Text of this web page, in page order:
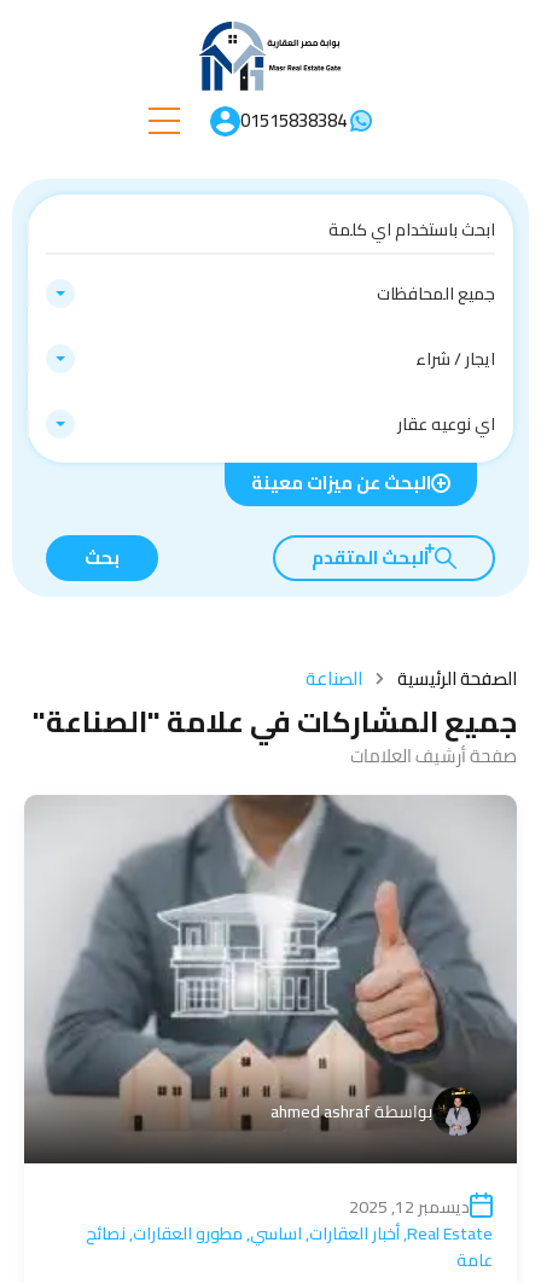
01515838384
جميع المحافظات
ايجار / شراء
اي نوعيه عقار
البحث عن ميزات معينة
البحث المتقدم بحث
الصفحة الرئيسية الصناعة
جميع المشاركات في علامة "الصناعة"
صفحة أرشيف العلامات
بواسطةahmed ashraf
ديسمبر 12, 2025
Real Estate
,أخبار العقارات,اساسي,مطورو العقارات,نصائح
عامة